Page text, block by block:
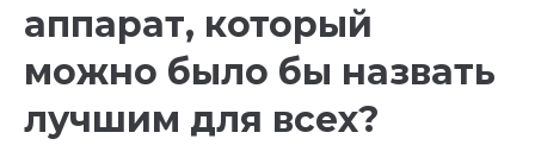
аппарат, который
можно было бы назвать
лучшим для всех?